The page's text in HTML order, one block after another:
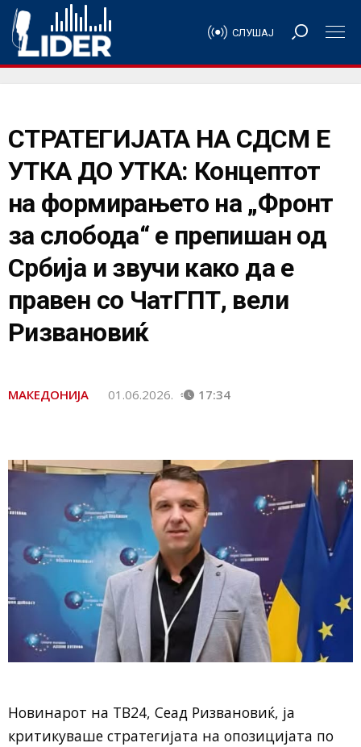
СЛУШАЈ
СТРАТЕГИЈАТА НА СДСМ Е
УТКА ДО УТКА: Концептот
на формирањето на „Фронт
за слобода“ е препишан од
Србија и звучи како да е
правен со ЧатГПТ, вели
Ризвановиќ
МАКЕДОНИЈА 01.06.2026. 17:34
Новинарот на ТВ24, Сеад Ризвановиќ, ја
критикуваше стратегијата на опозицијата по